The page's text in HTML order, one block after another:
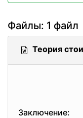
Файлы: 1 файл
Теория
Заключение: